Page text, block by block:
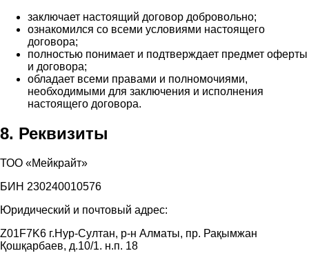
заключает настоящий договор добровольно;
ознакомился со всеми условиями настоящего
договора;
полностью понимает и подтверждает предмет оферты
и договора;
обладает всеми правами и полномочиями,
необходимыми для заключения и исполнения
настоящего договора.
8. Реквизиты
ТОО «Мейкрайт»
БИН 230240010576
Юридический и почтовый адрес:
Z01F7K6 г.Нур-Султан, р-н Алматы, пр. Рақымжан
Қошқарбаев, д.10/1. н.п. 18